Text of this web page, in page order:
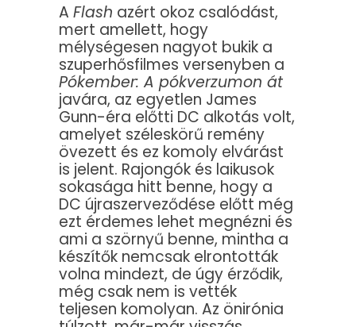
A Flash azért okoz csalódást,
mert amellett, hogy
mélységesen nagyot bukik a
szuperhősfilmes versenyben a
Pókember: A pókverzumon át
javára, az egyetlen James
Gunn-éra előtti DC alkotás volt,
amelyet széleskörű remény
övezett és ez komoly elvárást
is jelent. Rajongók és laikusok
sokasága hitt benne, hogy a
DC újraszerveződése előtt még
ezt érdemes lehet megnézni és
ami a szörnyű benne, mintha a
készítők nemcsak elrontották
volna mindezt, de úgy érződik,
még csak nem is vették
teljesen komolyan. Az önirónia